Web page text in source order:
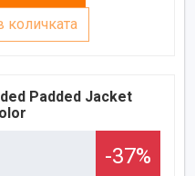
Padded Jacket
-37%